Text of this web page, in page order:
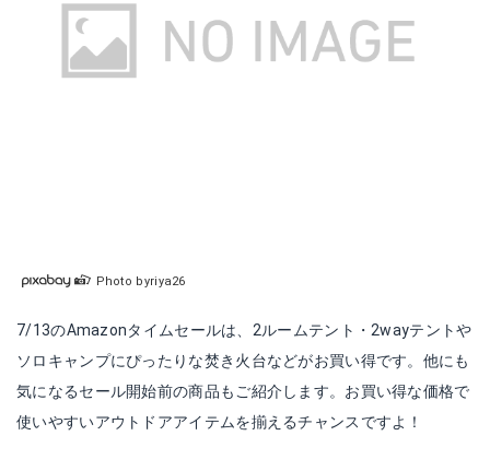
Photo byriya26
7/13のAmazonタイムセールは、2ルームテント・2wayテントや
ソロキャンプにぴったりな焚き火台などがお買い得です。他にも
気になるセール開始前の商品もご紹介します。お買い得な価格で
使いやすいアウトドアアイテムを揃えるチャンスですよ！